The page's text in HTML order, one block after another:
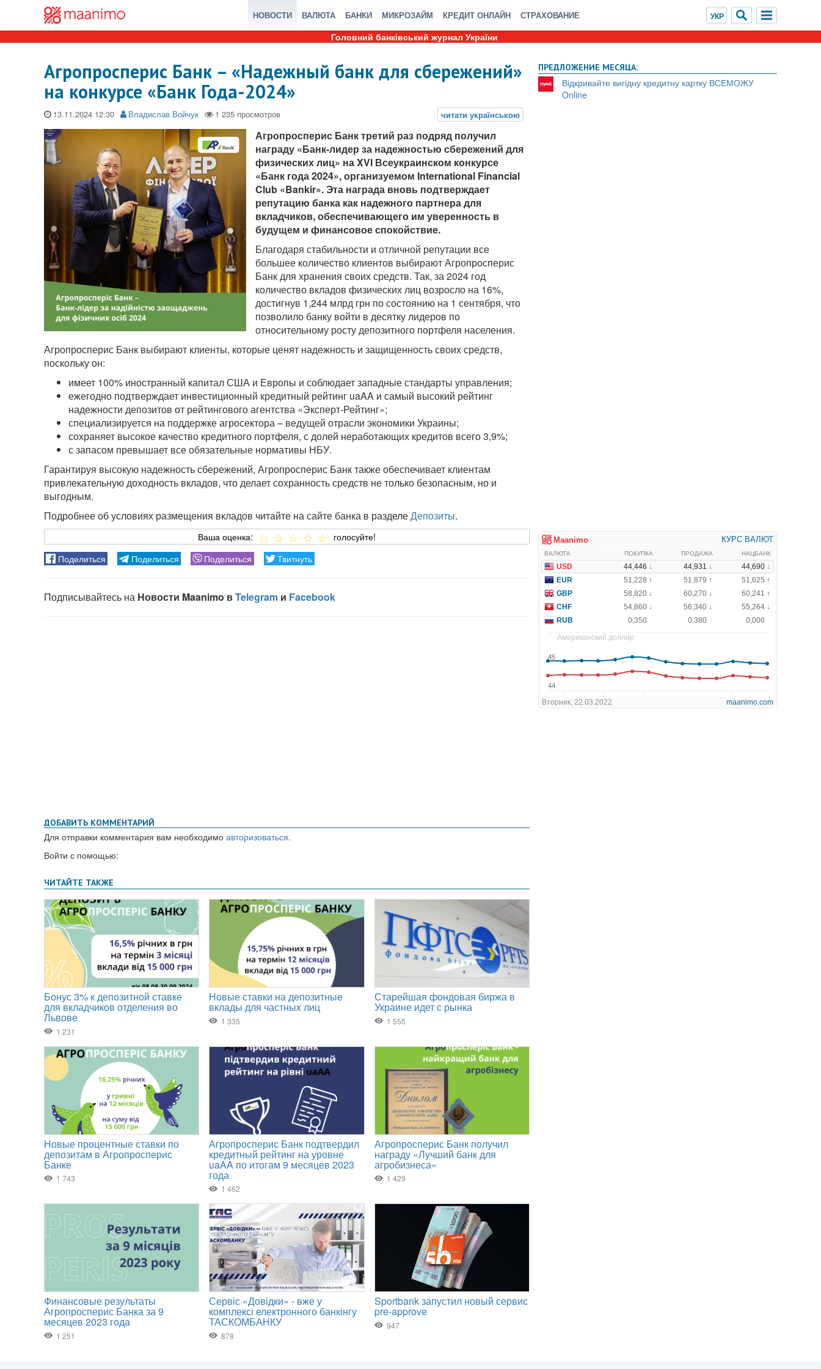
НОВОСТИ ВАЛЮТА БАНКИ МИКРОЗАЙМ КРЕДИТ ОНЛАЙН СТРАХОВАНИЕ
Головний банківський журнал України
Агропросперис Банк – «Надежный банк для сбережений»
на конкурсе «Банк Года-2024»
13.11.2024 Владислав Войчук
Агропросперис Банк третий раз подряд получил
награду «Банк-лидер за надежностью сбережений для
физических лиц» на XVI Всеукраинском конкурсе
«Банк года 2024», организуемом International Financial
Club «Bankir». Эта награда вновь подтверждает
репутацию банка как надежного партнера для
вкладчиков, обеспечивающего им уверенность в
будущем и финансовое спокойствие.
Благодаря стабильности и отличной репутации все
большее количество клиентов выбирают Агропросперис
Банк для хранения своих средств. Так, за 2024 год
количество вкладов физических лиц возросло на 16%,
достигнув 1,244 млрд грн по состоянию на 1 сентября, что
позволило банку войти в десятку лидеров по
относительному росту депозитного портфеля населения.
Агропросперис Банк выбирают клиенты, которые ценят надежность и защищенность своих средств,
поскольку он:
имеет 100% иностранный капитал США и Европы и соблюдает западные стандарты управления;
ежегодно подтверждает инвестиционный кредитный рейтинг uaAA и самый высокий рейтинг
надежности депозитов от рейтингового агентства «Эксперт-Рейтинг»;
специализируется на поддержке агросектора – ведущей отрасли экономики Украины;
сохраняет высокое качество кредитного портфеля, с долей неработающих кредитов всего 3,9%;
с запасом превышает все обязательные нормативы НБУ.
Гарантируя высокую надежность сбережений, Агропросперис Банк также обеспечивает клиентам
привлекательную доходность вкладов, что делает сохранность средств не только безопасным, но и
выгодным.
Подробнее об условиях размещения вкладов читайте на сайте банка в разделеДепозиты.
ДОБАВИТЬ КОММЕНТАРИЙ
Для отправки комментария вам необходимо авторизоваться.
Войти с помощью:
ПРЕДЛОЖЕНИЕ МЕСЯЦА:
Відкривайте вигідну кредитну картку ВСЕМОЖУ
Online